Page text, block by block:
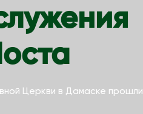
Церкви в Дамаске прошли